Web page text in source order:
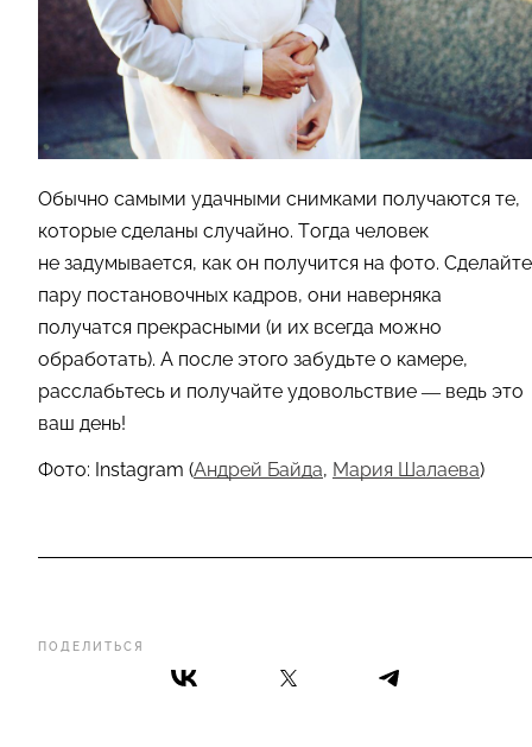
ПОДЕЛИТЬСЯ
Обычно самыми удачными снимками получаются те,
которые сделаны случайно. Тогда человек
не задумывается, как он получится на фото. Сделайте
пару постановочных кадров, они наверняка
получатся прекрасными (и их всегда можно
обработать). А после этого забудьте о камере,
расслабьтесь и получайте удовольствие — ведь это
ваш день!
Фото: Instagram (Андрей Байда, Мария Шалаева)